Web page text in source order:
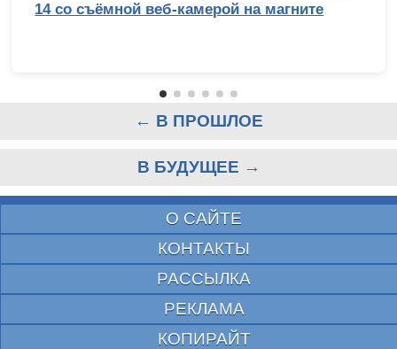
14 со съёмной веб-камерой на магните
← В ПРОШЛОЕ
В БУДУЩЕЕ →
О САЙТЕ
КОНТАКТЫ
РАССЫЛКА
РЕКЛАМА
КОПИРАЙТ